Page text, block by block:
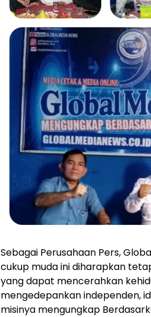
Sebagai Perusahaan Pers,
cukup muda ini diharapkan
yang dapat mencerahkan
mengedepankan independen,
misinya mengungkap